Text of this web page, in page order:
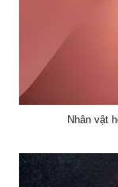
Nhân vật